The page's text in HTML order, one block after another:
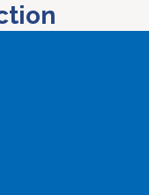
distingués dans
profit de la
par leur
des
dans la